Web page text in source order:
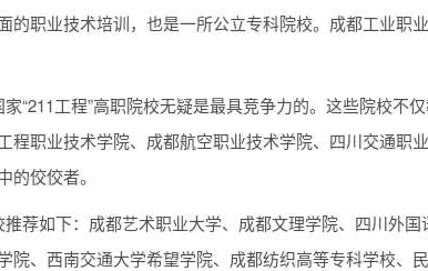
的职业技术培训，也是一所公立专科院校。成都工业职
“211工程”高职院校无疑是最具竞争力的。这些院校不
程职业技术学院、成都航空职业技术学院、四川交通职
的佼佼者。
荐如下：成都艺术职业大学、成都文理学院、四川外
院、西南交通大学希望学院、成都纺织高等专科学校、